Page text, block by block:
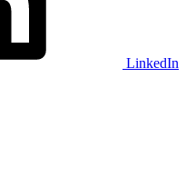
LinkedIn